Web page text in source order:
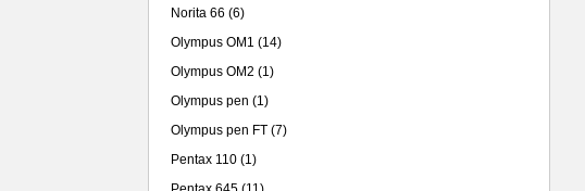
Norita 66 (6)
Olympus OM1 (14)
Olympus OM2 (1)
Olympus pen (1)
Olympus pen FT (7)
Pentax 110 (1)